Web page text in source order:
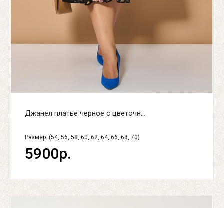
Джанел платье черное с цветочн...
Размер: (54, 56, 58, 60, 62, 64, 66, 68, 70)
5900р.